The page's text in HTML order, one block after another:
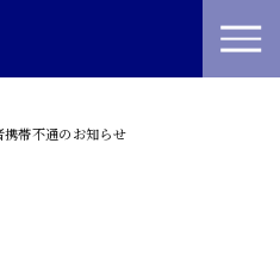
帯不通のお知らせ